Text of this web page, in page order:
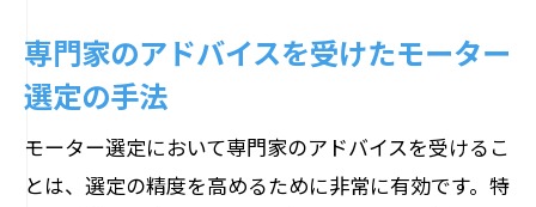
専門家のアドバイスを受けたモーター
選定の手法
モーター選定において専門家のアドバイスを受けるこ
とは、選定の精度を高めるために非常に有効です。特